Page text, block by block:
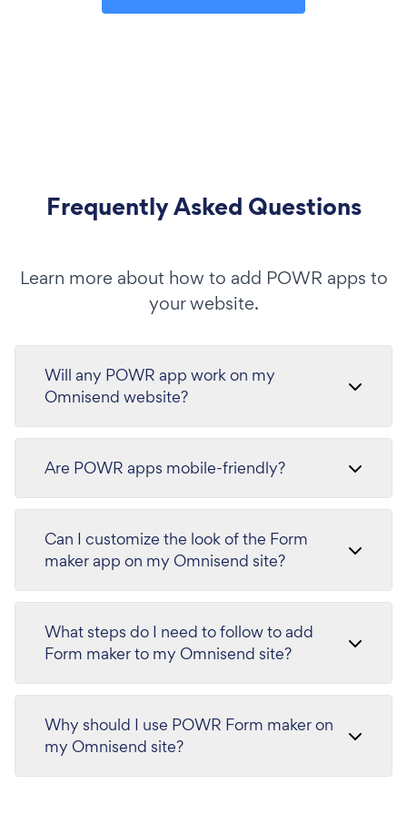
Frequently Asked Questions
Learn more about how to add POWR apps to
your website.
Will any POWR app work on my
Omnisend website?
Are POWR apps mobile-friendly?
Can I customize the look of the Form
maker app on my Omnisend site?
What steps do I need to follow to add
Form maker to my Omnisend site?
Why should I use POWR Form maker on
my Omnisend site?